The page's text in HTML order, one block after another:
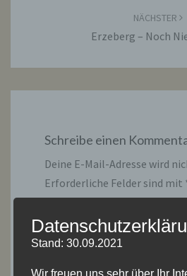
NÄCHSTER
Erzeberg – Noch
Schreibe einen
Deine E-Mail-Adresse wird
Erforderliche Felder sind mit
Kommentar*
Stand: 30.09.2021
Wir freuen uns sehr über Ihr